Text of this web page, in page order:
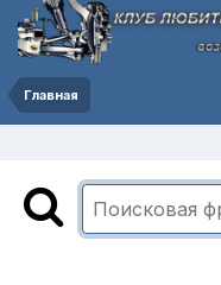
Главная